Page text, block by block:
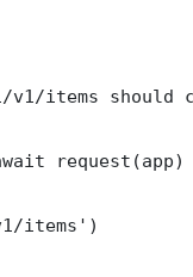
v1/items
request(app)
items')